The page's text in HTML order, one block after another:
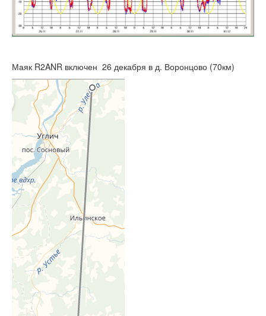
Маяк R2ANR включен 26 декабря в д. Воронцово (70км)